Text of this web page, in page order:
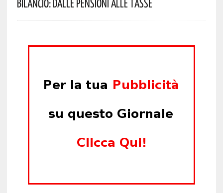
Bilancio: Dalle Pensioni Alle Tasse